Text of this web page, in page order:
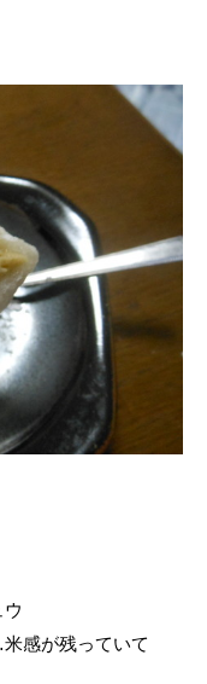
感が残っていて